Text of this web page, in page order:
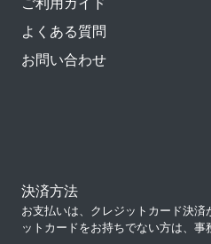
ご利用ガイド
よくある質問
お問い合わせ
決済方法
お支払いは、クレジットカード決
ットカードをお持ちでない方は、事